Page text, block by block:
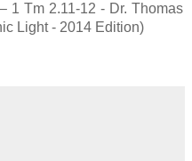
1 Tm 2.11-12 - Dr. Thomas
Light - 2014 Edition)